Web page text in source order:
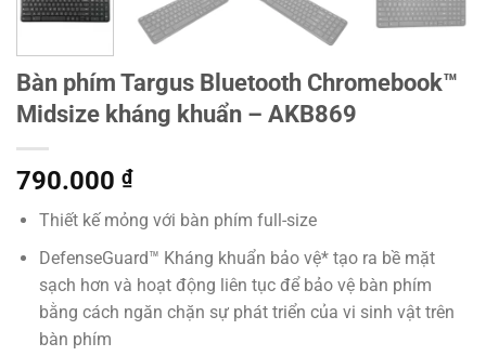
Bàn phím Targus Bluetooth Chromebook™
Midsize kháng khuẩn – AKB869
790.000 ₫
Thiết kế mỏng với bàn phím full-size
DefenseGuard™ Kháng khuẩn bảo vệ* tạo ra bề mặt
sạch hơn và hoạt động liên tục để bảo vệ bàn phím
bằng cách ngăn chặn sự phát triển của vi sinh vật trên
bàn phím